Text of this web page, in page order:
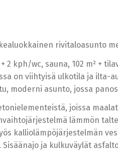
rivitaloasunto
2 kph/wc, sauna, 102 m² +
on viihtyisä ulkotila ja ilta-
moderni asunto, jossa
joissa
lämmön
kalliolämpöjärjestelmän
ja kulkuväylät